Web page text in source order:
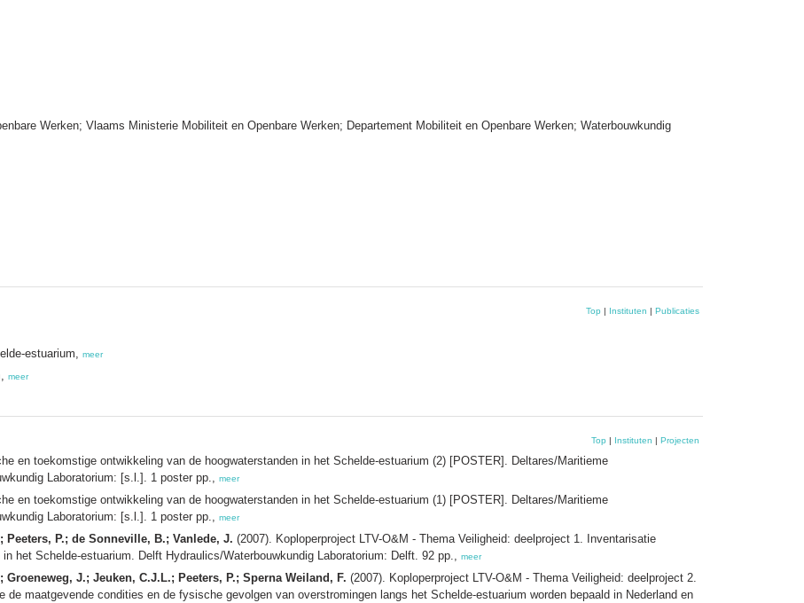
Werken; Vlaams Ministerie Mobiliteit en Openbare Werken; Departement Mobiliteit en Openbare Werken; Waterbouwkundig
Top | Instituten | Publicaties
estuarium, meer
meer
Top | Instituten | Projecten
en toekomstige ontwikkeling van de hoogwaterstanden in het Schelde-estuarium (2) [POSTER]. Deltares/Maritieme
Laboratorium: [s.l.]. 1 poster pp.,
meer
en toekomstige ontwikkeling van de hoogwaterstanden in het Schelde-estuarium (1) [POSTER]. Deltares/Maritieme
Laboratorium: [s.l.]. 1 poster pp.,
meer
P.; de Sonneville, B.; Vanlede, J. (2007). Koploperproject LTV-O&M - Thema Veiligheid: deelproject 1. Inventarisatie
het Schelde-estuarium. Delft Hydraulics/Waterbouwkundig Laboratorium: Delft. 92 pp.,
meer
J.; Jeuken, C.J.L.; Peeters, P.; Sperna Weiland, F. (2007). Koploperproject LTV-O&M - Thema Veiligheid: deelproject 2.
maatgevende condities en de fysische gevolgen van overstromingen langs het Schelde-estuarium worden bepaald in Nederland en